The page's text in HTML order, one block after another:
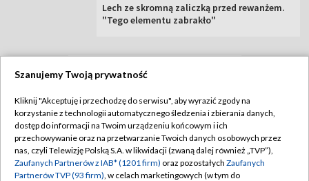
Lech ze skromną zaliczką przed rewanżem.
"Tego elementu zabrakło"
Abonament TVP
Sklep TVP
Biuro Reklamy
Regulamin TVP
Polityka prywatności
Moje zgody
Szanujemy Twoją prywatność
Kliknij "Akceptuję i przechodzę do serwisu", aby wyrazić zgody na
korzystanie z technologii automatycznego śledzenia i zbierania danych,
dostęp do informacji na Twoim urządzeniu końcowym i ich
przechowywanie oraz na przetwarzanie Twoich danych osobowych przez
nas, czyli Telewizję Polską S.A. w likwidacji (zwaną dalej również „TVP”),
Zaufanych Partnerów z IAB* (1201 firm) oraz pozostałych Zaufanych
Partnerów TVP (93 firm), w celach marketingowych (w tym do